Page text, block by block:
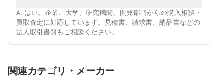
A. はい。企業、大学、研究機関、開発部門からの購入相談・
買取査定に対応しています。見積書、請求書、納品書などの
法人取引書類もご相談ください。
関連カテゴリ・メーカー